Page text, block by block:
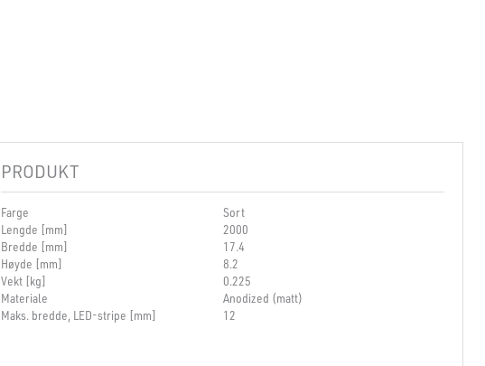
PRODUKT
Farge
Sort
Lengde [mm]
2000
Bredde [mm]
17.4
Høyde [mm]
8.2
Vekt [kg]
0.225
Materiale
Anodized (matt)
Maks. bredde, LED-stripe [mm]
12